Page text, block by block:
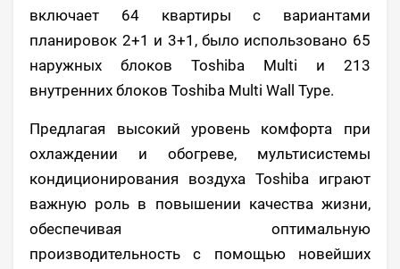
включает 64 квартиры с вариантами
планировок 2+1 и 3+1, было использовано 65
наружных блоков Toshiba Multi и 213
внутренних блоков Toshiba Multi Wall Type.
Предлагая высокий уровень комфорта при
охлаждении и обогреве, мультисистемы
кондиционирования воздуха Toshiba играют
важную роль в повышении качества жизни,
обеспечивая оптимальную
производительность с помощью новейших